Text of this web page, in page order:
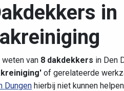
in
weten van 8 dakdekkers in Den
of gerelateerde
Dungen hierbij niet kunnen